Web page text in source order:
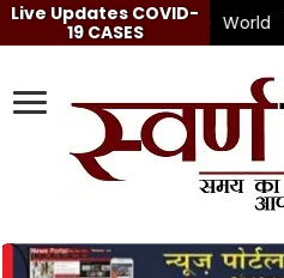
Live Updates COVID-
19 CASES
World